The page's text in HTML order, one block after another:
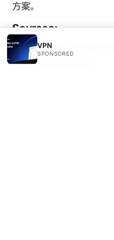
方案。
Sources:
2026年款最佳华硕路由
全面解析与实操要点
VPN
SPONSORED